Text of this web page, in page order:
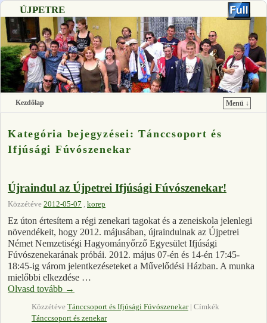
ÚJPETRE
Kezdőlap
Menü ↓
Kategória bejegyzései:Tánccsoport és
Ifjúsági Fúvószenekar
Újraindul az Újpetrei Ifjúsági Fúvószenekar!
Közzétéve 2012-05-07 , korep
Ez úton értesítem a régi zenekari tagokat és a zeneiskola jelenlegi
növendékeit, hogy 2012. májusában, újraindulnak az Újpetrei
Német Nemzetiségi Hagyományőrző Egyesület Ifjúsági
Fúvószenekarának próbái. 2012. május 07-én és 14-én 17:45-
18:45-ig várom jelentkezéseteket a Művelődési Házban. A munka
mielőbbi elkezdése …
Olvasd tovább →
Közzétéve Tánccsoport és Ifjúsági Fúvószenekar | Címkék
Tánccsoport és zenekar